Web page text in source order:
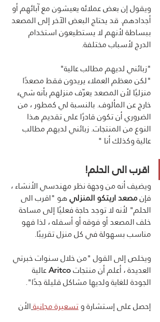
ويقول إن بعض عملائه يعيشون مع آبائهم أو
أجدادهم. قد يحتاج البعض الآخر إلى المصعد
ببساطة لأنهم لا يستطيعون استخدام
الدرج لأسباب مختلفة.
"زبائني لديهم مطالب عالية"
"لكن معظم العملاء يريدون فقط مصعدًا
منزليًا لأن المصعد يعرّف منزلهم بأنه شيء
خارج عن المألوف. بالنسبة لي كمطور ، من
الضروري أن تكون قادرًا على تقديم هذا
النوع من المنتجات. زبائني لديهم مطالب
عالية وكذلك أنا "
اقرب الى الحلم!
ويضيف أنه من وجهة نظر مهندسي الأنشاء ،
فإن مصعد اريتكو المنزلي هو "اقرب الى
الحلم" لأنه لا توجد حاجة فعليًا إلى مساحة
خلف المصعد أو فوقه أو أسفله ، لذا فهو
مناسب بسهولة في كل منزل تقريبًا.
ويخلص إلى القول "من خلال سنوات خبرتي
العديدة ، أعلم أن منتجات Aritco عالية
الجودة للغاية ولديها مشاكل قليلة جدًا".
إحصل على إستشارة و تسعيرة مجانيةالأن